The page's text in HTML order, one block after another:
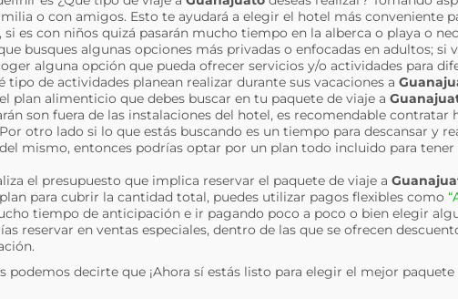
o con amigos. Esto te ayudará a elegir el hotel más conveniente
si es con niños quizá pasarán mucho tiempo en la alberca o playa o
busques algunas opciones más privadas o enfocadas en adultos; si
alguna opción que pueda ofrecer servicios y/o actividades para
tipo de actividades planean realizar durante sus vacaciones a
plan alimenticio que debes buscar en tu paquete de viaje a
son fuera de las instalaciones del hotel, es recomendable contratar
otro lado si lo que estás buscando es un tiempo para descansar y
mismo, entonces podrías optar por un plan todo incluido para
el presupuesto que implica reservar el paquete de viaje a
para cubrir la cantidad total, puedes utilizar pagos flexibles como
tiempo de anticipación e ir pagando poco a poco o bien elegir
reservar en ventas especiales, dentro de las que se ofrecen
podemos decirte que ¡Ahora sí estás listo para elegir el mejor paquete